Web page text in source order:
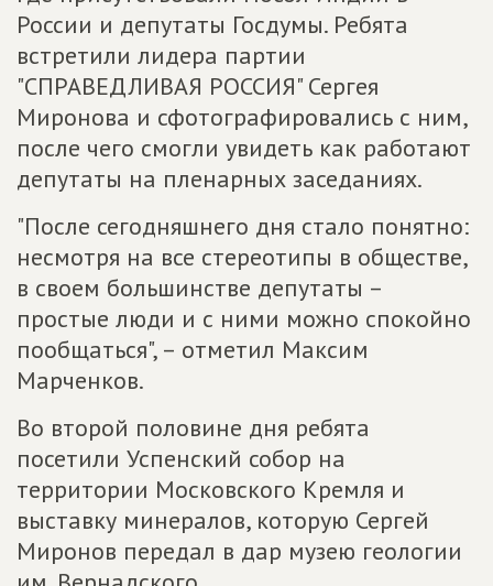
России и депутаты Госдумы. Ребята
встретили лидера партии
"СПРАВЕДЛИВАЯ РОССИЯ" Сергея
Миронова и сфотографировались с ним,
после чего смогли увидеть как работают
депутаты на пленарных заседаниях.
"После сегодняшнего дня стало понятно:
несмотря на все стереотипы в обществе,
в своем большинстве депутаты –
простые люди и с ними можно спокойно
пообщаться", – отметил Максим
Марченков.
Во второй половине дня ребята
посетили Успенский собор на
территории Московского Кремля и
выставку минералов, которую Сергей
Миронов передал в дар музею геологии